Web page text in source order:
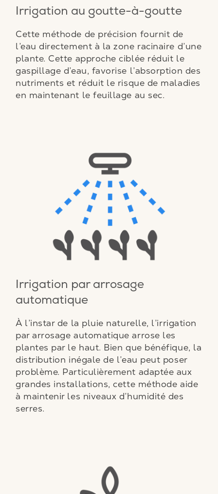
Irrigation au goutte-à-goutte
Cette méthode de précision fournit de
l’eau directement à la zone racinaire d’une
plante. Cette approche ciblée réduit le
gaspillage d’eau, favorise l’absorption des
nutriments et réduit le risque de maladies
en maintenant le feuillage au sec.
Irrigation par arrosage
automatique
À l’instar de la pluie naturelle, l’irrigation
par arrosage automatique arrose les
plantes par le haut. Bien que bénéfique, la
distribution inégale de l’eau peut poser
problème. Particulièrement adaptée aux
grandes installations, cette méthode aide
à maintenir les niveaux d’humidité des
serres.